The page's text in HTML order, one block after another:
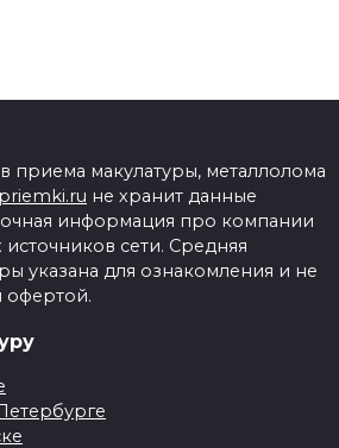
приема макулатуры, металлолома
не хранит данные
информация про компании
сети. Средняя
указана для ознакомления и не
офертой.